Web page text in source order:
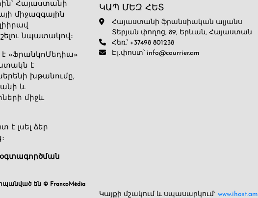
Հայաստանի
միջազգային
նպատակով։
«ՖրանկոՄեդիա»
է
խթանումը,
և
միջև
լսել ձեր
օգտագործման
են © FrancoMédia
ԿԱՊ ՄԵԶ ՀԵՏ
Հայաստանի ֆրանսիական ալյանս
Տերյան փողոց, 89, Երևան, Հայաստան
Հեռ.՝ +37498 801238
Էլ․փոստ՝ info@courrier.am
Կայքի մշակում և սպասարկում` www.ihost.am